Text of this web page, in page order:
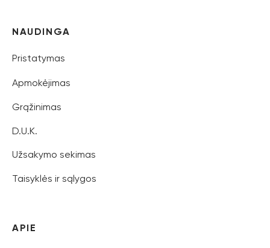
NAUDINGA
Pristatymas
Apmokėjimas
Grąžinimas
D.U.K.
Užsakymo sekimas
Taisyklės ir sąlygos
APIE